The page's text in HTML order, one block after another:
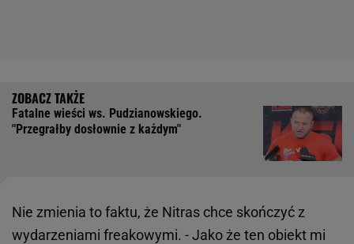
Fatalne wieści ws. Pudzianowskiego.
"Przegrałby dosłownie z każdym"
Nie zmienia to faktu, że Nitras chce skończyć z
wydarzeniami freakowymi. - Jako że ten obiekt mi